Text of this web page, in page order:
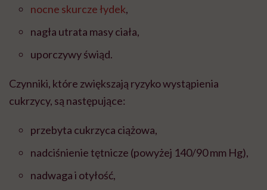
nocne skurcze łydek,
nagła utrata masy ciała,
uporczywy świąd.
Czynniki, które zwiększają ryzyko wystąpienia
cukrzycy, są następujące:
przebyta cukrzyca ciążowa,
nadciśnienie tętnicze (powyżej 140/90 mm Hg),
nadwaga i otyłość,